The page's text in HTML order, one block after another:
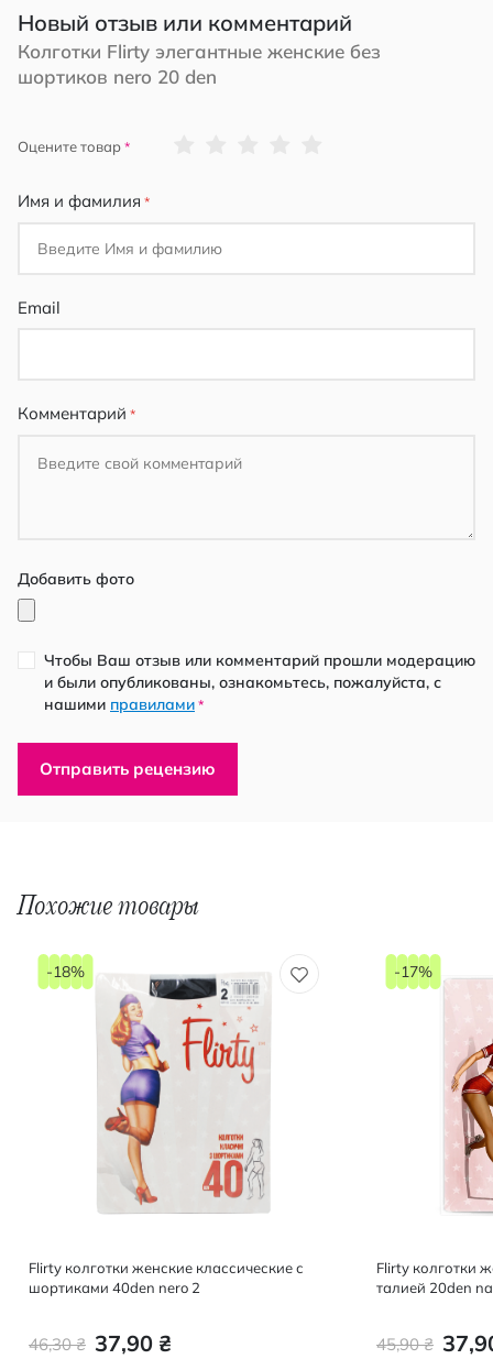
Новый отзыв или комментарий
Колготки Flirty элегантные женские без
шортиков nero 20 den
Оцените товар
Имя и фамилия
Email
Комментарий
Добавить фото
Чтобы Ваш отзыв или комментарий прошли модерацию
и были опубликованы, ознакомьтесь, пожалуйста, с
нашими правилами *
Отправить рецензию
Похожие товары
Flirty колготки женские классические с
шортиками 40den nero 2
37,90 ₴
46,30 ₴
-18%
Flirty колготки
талией 20den
45,90 ₴
-17%